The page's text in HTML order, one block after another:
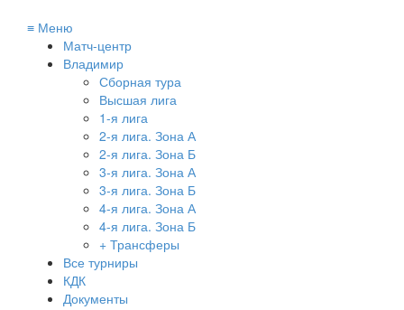
≡ Меню
Матч-центр
Владимир
Сборная тура
Высшая лига
1-я лига
2-я лига. Зона А
2-я лига. Зона Б
3-я лига. Зона А
3-я лига. Зона Б
4-я лига. Зона А
4-я лига. Зона Б
+ Трансферы
Все турниры
КДК
Документы